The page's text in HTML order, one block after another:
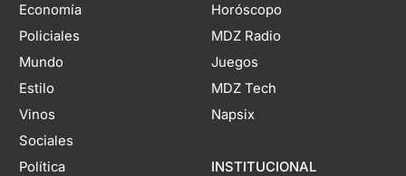
Economía
Policiales
Mundo
Estilo
Vinos
Sociales
Política
Horóscopo
MDZ Radio
Juegos
MDZ Tech
Napsix
INSTITUCIONAL